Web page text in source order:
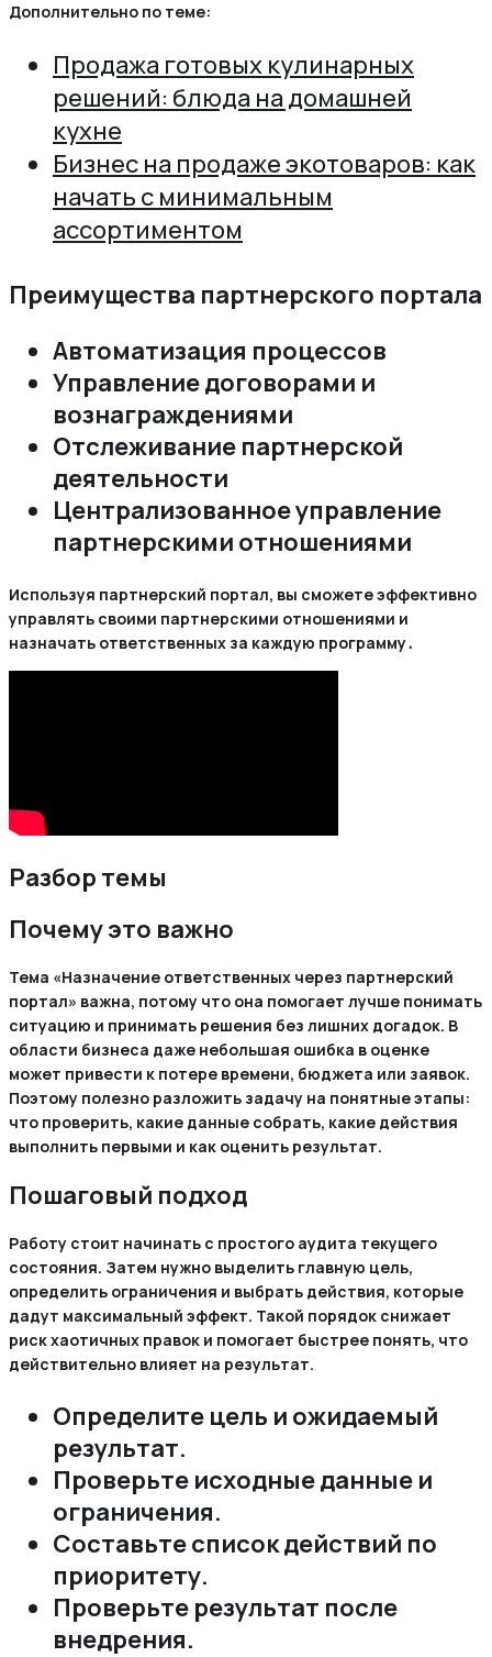
Дополнительно по теме:
Продажа готовых кулинарных
решений: блюда на домашней
кухне
Бизнес на продаже экотоваров: как
начать с минимальным
ассортиментом
Преимущества партнерского портала
Автоматизация процессов
Управление договорами и
вознаграждениями
Отслеживание партнерской
деятельности
Централизованное управление
партнерскими отношениями
Используя партнерский портал, вы сможете эффективно
управлять своими партнерскими отношениями и
назначать ответственных за каждую программу․
Разбор темы
Почему это важно
Тема «Назначение ответственных через партнерский
портал» важна, потому что она помогает лучше понимать
ситуацию и принимать решения без лишних догадок. В
области бизнеса даже небольшая ошибка в оценке
может привести к потере времени, бюджета или заявок.
Поэтому полезно разложить задачу на понятные этапы:
что проверить, какие данные собрать, какие действия
выполнить первыми и как оценить результат.
Пошаговый подход
Работу стоит начинать с простого аудита текущего
состояния. Затем нужно выделить главную цель,
определить ограничения и выбрать действия, которые
дадут максимальный эффект. Такой порядок снижает
риск хаотичных правок и помогает быстрее понять, что
действительно влияет на результат.
Определите цель и ожидаемый
результат.
Проверьте исходные данные и
ограничения.
Составьте список действий по
приоритету.
Проверьте результат после
внедрения.